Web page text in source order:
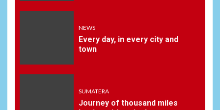
NEWS
Every day, in every city and
town
SUMATERA
Journey of thousand miles